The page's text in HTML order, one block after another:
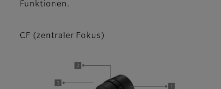
Funktionen.
CF (zentraler Fokus)